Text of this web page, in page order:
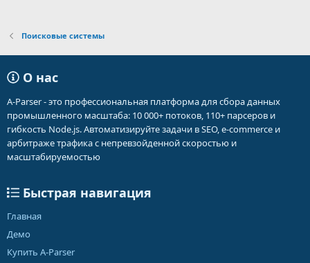
Поисковые системы
О нас
A-Parser - это профессиональная платформа для сбора данных
промышленного масштаба: 10 000+ потоков, 110+ парсеров и
гибкость Node.js. Автоматизируйте задачи в SEO, e-commerce и
арбитраже трафика с непревзойденной скоростью и
масштабируемостью
Быстрая навигация
Главная
Демо
Купить A-Parser